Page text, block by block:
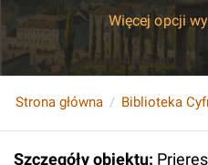
Więcej opcji
Strona główna Biblioteka
Szczegóły obiektu: